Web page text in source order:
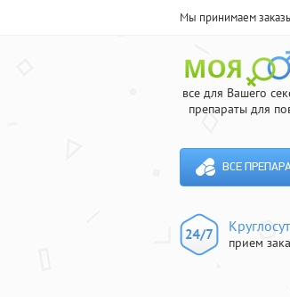
Мы принимаем
все для Вашего
препараты для
ВСЕ
прием